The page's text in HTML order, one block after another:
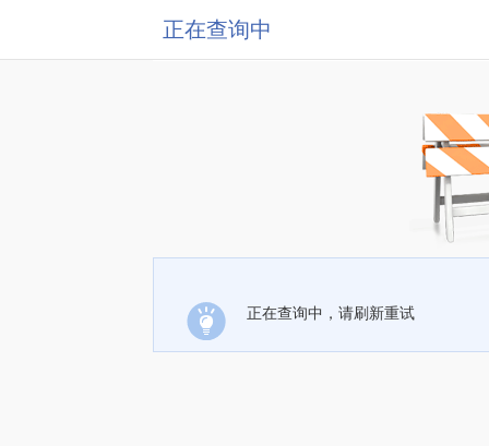
正在查询中
正在查询中，请刷新重试